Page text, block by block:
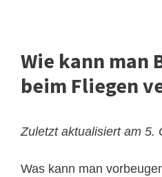
Wie kann man
beim Fliegen
Zuletzt aktualisiert am 5.
Was kann man